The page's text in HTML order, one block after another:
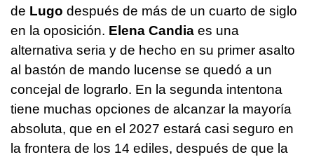
de Lugo después de más de un cuarto de siglo
en la oposición. Elena Candia es una
alternativa seria y de hecho en su primer asalto
al bastón de mando lucense se quedó a un
concejal de lograrlo. En la segunda intentona
tiene muchas opciones de alcanzar la mayoría
absoluta, que en el 2027 estará casi seguro en
la frontera de los 14 ediles, después de que la